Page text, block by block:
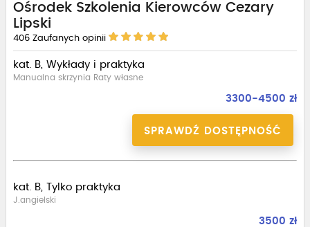
Ośrodek Szkolenia Kierowców Cezary
Lipski
406 Zaufanych opinii
kat. B, Wykłady i praktyka
Manualna skrzynia Raty własne
3300-4500 zł
SPRAWDŹ DOSTĘPNOŚĆ
kat. B, Tylko praktyka
J.angielski
3500 zł